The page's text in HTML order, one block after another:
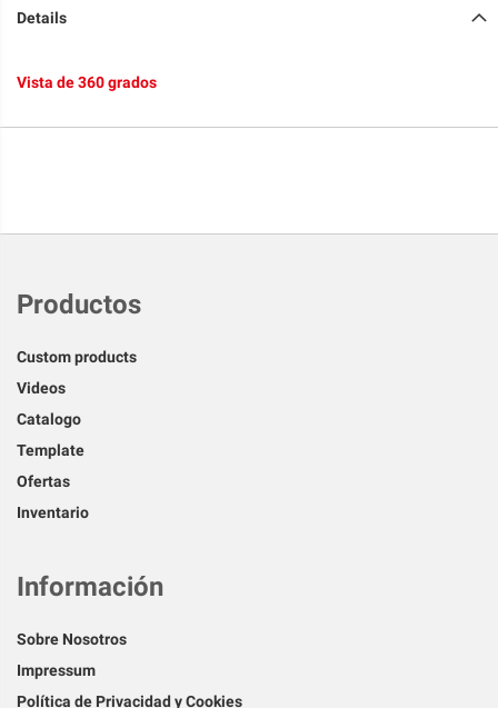
Details
Vista de 360 grados
Productos
Custom products
Videos
Catalogo
Template
Ofertas
Inventario
Información
Sobre Nosotros
Impressum
Política de Privacidad y Cookies